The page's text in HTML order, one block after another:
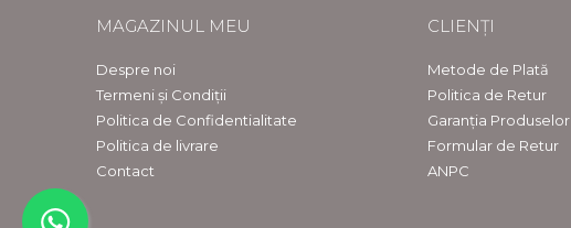
MAGAZINUL MEU
Despre noi
Termeni și Condiții
Politica de Confidentialitate
Politica de livrare
Contact
CLIENȚI
Metode de Plată
Politica de Retur
Garanția Produselor
Formular de Retur
ANPC